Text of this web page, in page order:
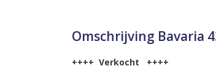
Omschrijving Bavaria
++++ Verkocht ++++